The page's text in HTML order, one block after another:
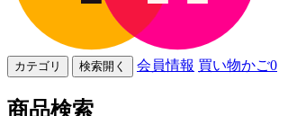
カテゴリ 検索開く 会員情報 買い物かご0
商品検索